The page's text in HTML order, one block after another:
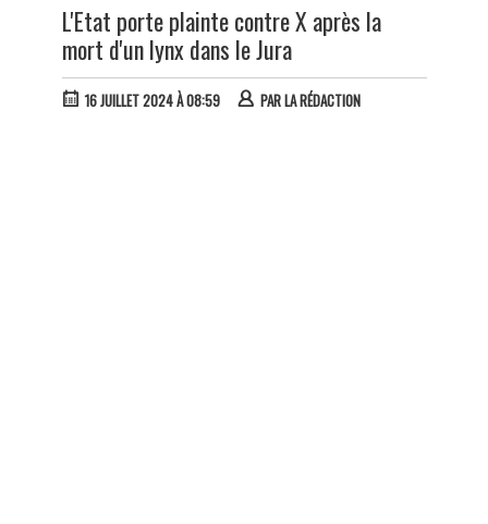
L'Etat porte plainte contre X après la
mort d'un lynx dans le Jura
16 JUILLET 2024 À 08:59 PARLA RÉDACTION